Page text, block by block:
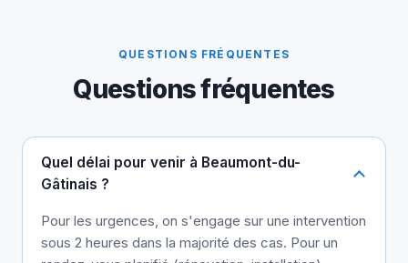
QUESTIONS FRÉQUENTES
Questions fréquentes
Quel délai pour venir à Beaumont-du-
Gâtinais ?
Pour les urgences, on s'engage sur une intervention
sous 2 heures dans la majorité des cas. Pour un